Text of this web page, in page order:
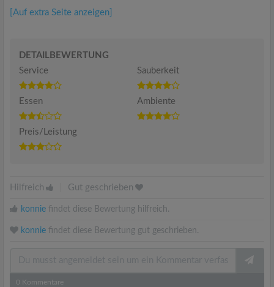
[Auf extra Seite anzeigen]
DETAILBEWERTUNG
Service
Sauberkeit
Essen Ambiente
Preis/Leistung
Hilfreich Gut geschrieben
konnie findet diese Bewertung hilfreich.
konnie findet diese Bewertung gut geschrieben.
0 Kommentare